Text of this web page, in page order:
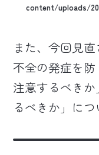
content/uploads/
また、今回見
不全の発症を
注意するべき
るべきか」につ